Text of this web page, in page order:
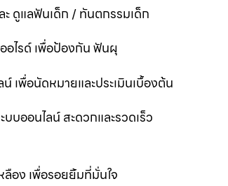
ดูแลฟันเด็ก / ทันตกรรมเด็ก
อไรด์ เพื่อป้องกัน ฟันผุ
เพื่อนัดหมายและประเมินเบื้องต้น
บออนไลน์ สะดวกและรวดเร็ว
อง เพื่อรอยยิ้มที่มั่นใจ